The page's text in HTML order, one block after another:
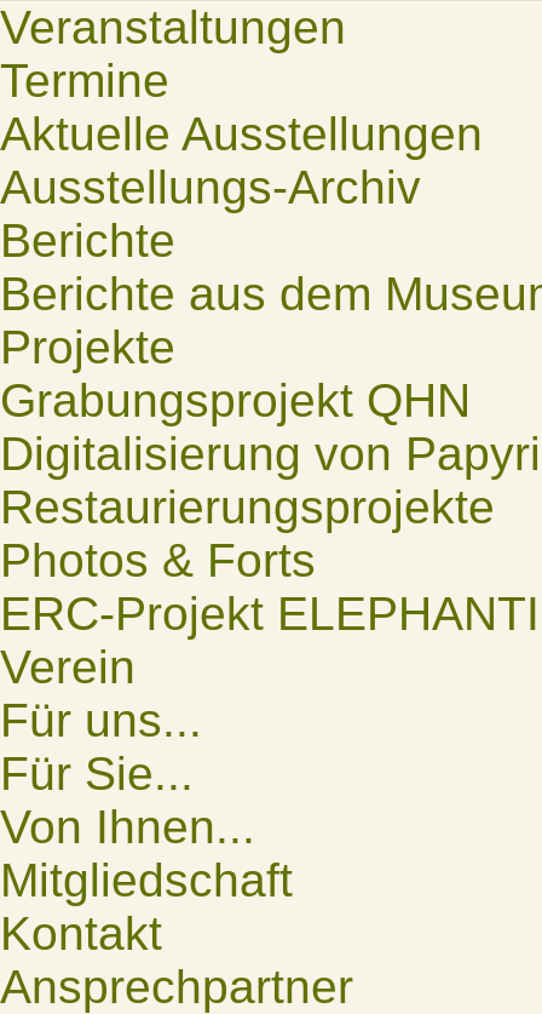
Veranstaltungen
Termine
Aktuelle Ausstellungen
Ausstellungs-Archiv
Berichte
Berichte aus dem
Projekte
Grabungsprojekt QHN
Digitalisierung von
Restaurierungsprojekte
Photos & Forts
ERC-Projekt
Verein
Für uns...
Für Sie...
Von Ihnen...
Mitgliedschaft
Kontakt
Ansprechpartner